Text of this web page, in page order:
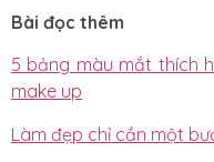
Bài đọc thêm
5 bảng màu mắt thích
make up
Làm đẹp chỉ cần một